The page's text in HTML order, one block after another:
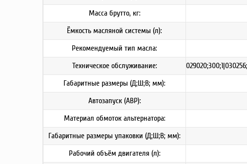
Масса брутто, кг:
Ёмкость масляной системы (л):
Рекомендуемый тип масла:
Техническое обслуживание:
Габаритные размеры (Д;Ш;В; мм):
Автозапуск (АВР):
Материал обмоток альтернатора:
Габаритные размеры упаковки (Д;Ш;В; мм):
Рабочий объём двигателя (л):